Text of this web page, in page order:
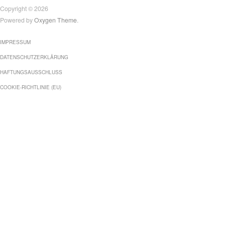
Copyright © 2026
Powered byOxygen Theme.
IMPRESSUM
DATENSCHUTZERKLÄRUNG
HAFTUNGSAUSSCHLUSS
COOKIE-RICHTLINIE (EU)